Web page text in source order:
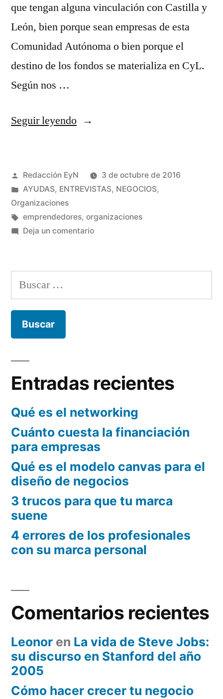
que tengan alguna vinculación con Castilla y
León, bien porque sean empresas de esta
Comunidad Autónoma o bien porque el
destino de los fondos se materializa en CyL.
Según nos …
Seguir leyendo«Alentia
Publicado
por
Redacción EyN
3 de octubre de 2016
Publicado
en
AYUDAS, ENTREVISTAS, NEGOCIOS,
Organizaciones
Etiquetas:
emprendedores, organizaciones
Deja un comentarioen
Alternativo
Buscar:
Entradas recientes
Qué es el networking
Cuánto cuesta la financiación
para empresas
Qué es el modelo canvas para el
diseño de negocios
3 trucos para que tu marca
suene
4 errores de los profesionales
con su marca personal
Comentarios recientes
Leonor en La vida de Steve Jobs:
su discurso en Stanford del año
2005
Cómo hacer crecer tu negocio